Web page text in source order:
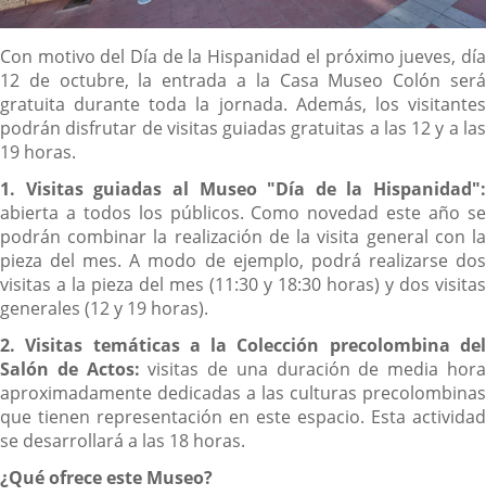
Descripción
Con motivo del Día de la Hispanidad el próximo jueves, día
12 de octubre, la entrada a la Casa Museo Colón será
gratuita durante toda la jornada. Además, los visitantes
podrán disfrutar de visitas guiadas gratuitas a las 12 y a las
19 horas.
1. Visitas guiadas al Museo "Día de la Hispanidad":
abierta a todos los públicos. Como novedad este año se
podrán combinar la realización de la visita general con la
pieza del mes. A modo de ejemplo, podrá realizarse dos
visitas a la pieza del mes (11:30 y 18:30 horas) y dos visitas
generales (12 y 19 horas).
2. Visitas temáticas a la Colección precolombina del
Salón de Actos:visitas de una duración de media hora
aproximadamente dedicadas a las culturas precolombinas
que tienen representación en este espacio. Esta actividad
se desarrollará a las 18 horas.
¿Qué ofrece este Museo?